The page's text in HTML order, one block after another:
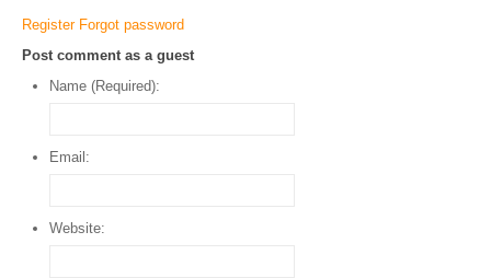
Register Forgot password
Post comment as a guest
Name (Required):
Email:
Website: